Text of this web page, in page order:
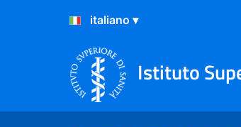
Salta al Contenuto
Salta al Footer
Istituto